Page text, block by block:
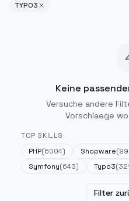
TYPO3
Keine
Versuche andere
Vorschlaege
TOP SKILLS
PHP(6004) Shopware(
Symfony(643) Typo3(
Filter